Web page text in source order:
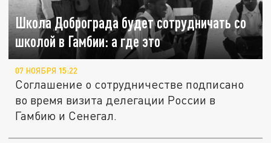
Школа Доброграда будет сотрудничать со
школой в Гамбии: а где это
07 НОЯБРЯ 15:22
Соглашение о сотрудничестве подписано
во время визита делегации России в
Гамбию и Сенегал.